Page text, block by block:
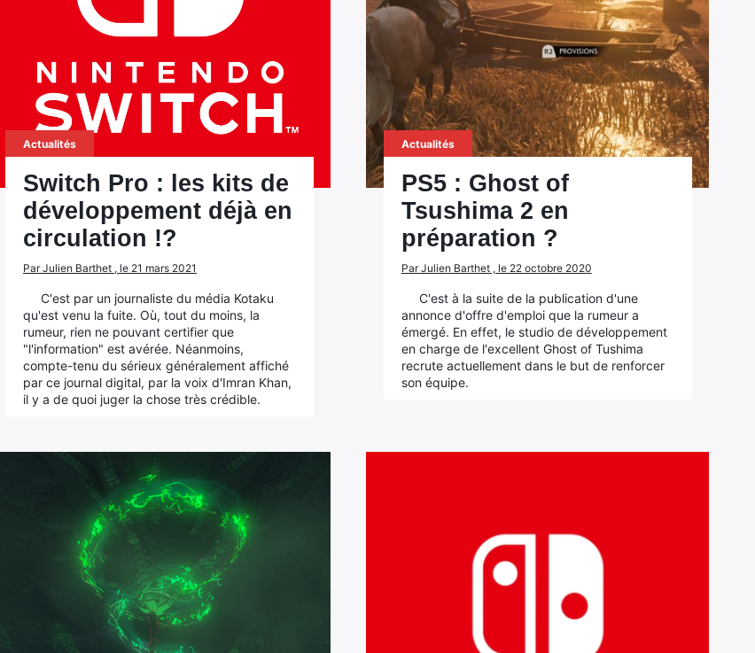
Actualités
Switch Pro : les kits de
développement déjà en
circulation !?
Par Julien Barthet , le 21 mars 2021
C'est par un journaliste du média Kotaku
qu'est venu la fuite. Où, tout du moins, la
rumeur, rien ne pouvant certifier que
"l'information" est avérée. Néanmoins,
compte-tenu du sérieux généralement affiché
par ce journal digital, par la voix d'Imran Khan,
il y a de quoi juger la chose très crédible.
Actualités
PS5 : Ghost of
Tsushima 2 en
préparation ?
Par Julien Barthet , le 22 octobre 2020
C'est à la suite de la publication d'une
annonce d'offre d'emploi que la rumeur a
émergé. En effet, le studio de développement
en charge de l'excellent Ghost of Tushima
recrute actuellement dans le but de renforcer
son équipe.